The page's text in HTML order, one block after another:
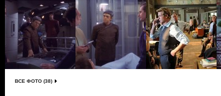
ВСЕ ФОТО (38)